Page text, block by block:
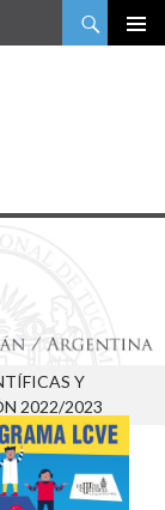
Y
2022/2023